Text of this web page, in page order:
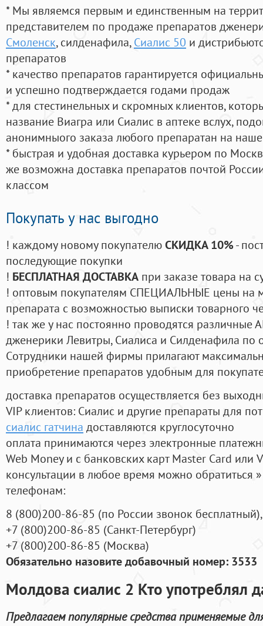
* Мы являемся первым и единственным на
представителем по продаже препаратов
Смоленск, силденафила, Сиалис 50 и
препаратов
* качество препаратов гарантируется
и успешно подтверждается годами продаж
* для стестинельных и скромных клиентов,
название Виагра или Сиалис в аптеке вслух,
анонимныого заказа любого препаратан на
* быстрая и удобная доставка курьером по
же возможна доставка препаратов почтой
классом
Покупать у нас выгодно
! каждому новому покупателюСКИДКА 10%-
последующие покупки
! БЕСПЛАТНАЯ ДОСТАВКА при заказе товара на
! оптовым покупателям СПЕЦИАЛЬНЫЕ цены на
препарата с возможностью выписки товарного
! так же у нас постоянно проводятся
дженерики Левитры, Сиалиса и Силденафила по
Cотрудники нашей фирмы прилагают
приобретение препаратов удобным для
доставка препаратов осуществляется без
VIP клиентов: Сиалис и другие препараты для
сиалис гатчина доставляются круглосуточно
оплата принимаются через электронные
Web Money и с банковских карт Master Card или
консультации в любое время можно обратиться
телефонам:
8 (800)200-86-85 (по России звонок бесплатный),
+7 (800)200-86-85 (Санкт-Петербург)
+7 (800)200-86-85 (Москва)
Обязательно назовите добавочный номер: 3533
Молдова сиалис 2 Кто употреблял
Предлагаем популярные средства применяемые